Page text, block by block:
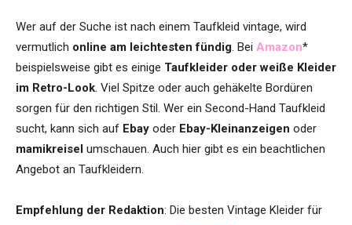
Wer auf der Suche ist nach einem Taufkleid vintage, wird
vermutlich online am leichtesten fündig. Bei Amazon*
beispielsweise gibt es einige Taufkleider oder weiße Kleider
im Retro-Look. Viel Spitze oder auch gehäkelte Bordüren
sorgen für den richtigen Stil. Wer ein Second-Hand Taufkleid
sucht, kann sich auf Ebay oder Ebay-Kleinanzeigen oder
mamikreisel umschauen. Auch hier gibt es ein beachtlichen
Angebot an Taufkleidern.
Empfehlung der Redaktion: Die besten Vintage Kleider für